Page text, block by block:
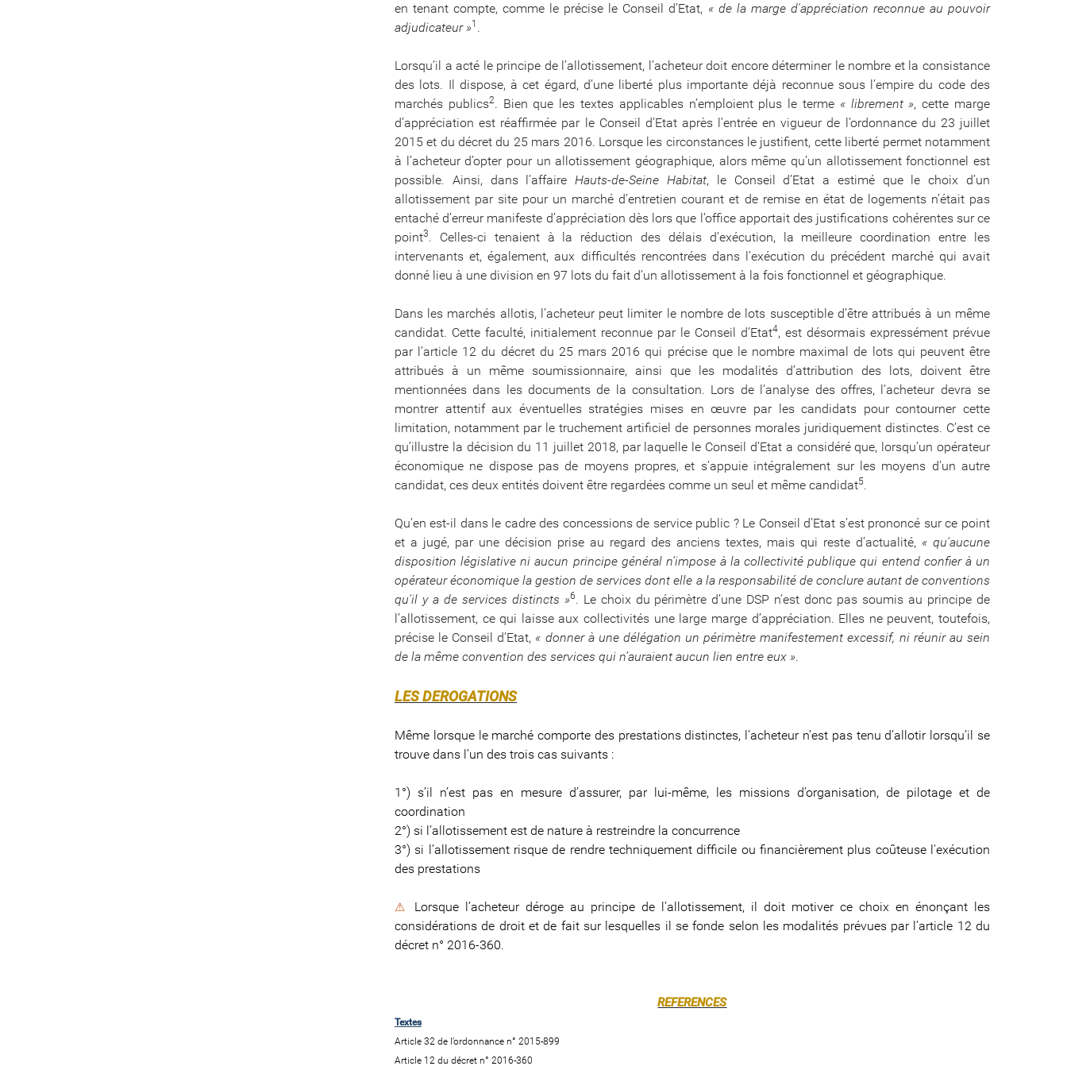
en tenant compte, comme le précise le Conseil d’Etat, « de la marge d'appréciation reconnue au pouvoir
adjudicateur »1 .
Lorsqu’il a acté le principe de l’allotissement, l’acheteur doit encore déterminer le nombre et la consistance
des lots. Il dispose, à cet égard, d’une liberté plus importante déjà reconnue sous l’empire du code des
marchés publics2. Bien que les textes applicables n’emploient plus le terme « librement », cette marge
d’appréciation est réaffirmée par le Conseil d’Etat après l’entrée en vigueur de l’ordonnance du 23 juillet
2015 et du décret du 25 mars 2016. Lorsque les circonstances le justifient, cette liberté permet notamment
à l’acheteur d’opter pour un allotissement géographique, alors même qu’un allotissement fonctionnel est
possible. Ainsi, dans l’affaireHauts-de-Seine Habitat, le Conseil d’Etat a estimé que le choix d’un
allotissement par site pour un marché d’entretien courant et de remise en état de logements n’était pas
entaché d’erreur manifeste d’appréciation dès lors que l’office apportait des justifications cohérentes sur ce
point3. Celles-ci tenaient à la réduction des délais d’exécution, la meilleure coordination entre les
intervenants et, également, aux difficultés rencontrées dans l’exécution du précédent marché qui avait
donné lieu à une division en 97 lots du fait d’un allotissement à la fois fonctionnel et géographique.
Dans les marchés allotis, l’acheteur peut limiter le nombre de lots susceptible d’être attribués à un même
candidat. Cette faculté, initialement reconnue par le Conseil d’Etat4, est désormais expressément prévue
par l’article 12 du décret du 25 mars 2016 qui précise que le nombre maximal de lots qui peuvent être
attribués à un même soumissionnaire, ainsi que les modalités d’attribution des lots, doivent être
mentionnées dans les documents de la consultation. Lors de l’analyse des offres, l’acheteur devra se
montrer attentif aux éventuelles stratégies mises en œuvre par les candidats pour contourner cette
limitation, notamment par le truchement artificiel de personnes morales juridiquement distinctes. C’est ce
qu’illustre la décision du 11 juillet 2018, par laquelle le Conseil d’Etat a considéré que, lorsqu’un opérateur
économique ne dispose pas de moyens propres, et s’appuie intégralement sur les moyens d’un autre
candidat, ces deux entités doivent être regardées comme un seul et même candidat5.
Qu’en est-il dans le cadre des concessions de service public ? Le Conseil d’Etat s’est prononcé sur ce point
et a jugé, par une décision prise au regard des anciens textes, mais qui reste d’actualité, « qu'aucune
disposition législative ni aucun principe général n'impose à la collectivité publique qui entend confier à un
opérateur économique la gestion de services dont elle a la responsabilité de conclure autant de conventions
qu'il y a de services distincts »6. Le choix du périmètre d’une DSP n’est donc pas soumis au principe de
l’allotissement, ce qui laisse aux collectivités une large marge d’appréciation. Elles ne peuvent, toutefois,
précise le Conseil d’Etat, « donner à une délégation un périmètre manifestement excessif, ni réunir au sein
de la même convention des services qui n’auraient aucun lien entre eux ».
LES DEROGATIONS
Même lorsque le marché comporte des prestations distinctes, l’acheteur n’est pas tenu d’allotir lorsqu’il se
trouve dans l’un des trois cas suivants :
1°) s’il n’est pas en mesure d’assurer, par lui-même, les missions d’organisation, de pilotage et de
coordination
2°) si l’allotissement est de nature à restreindre la concurrence
3°) si l’allotissement risque de rendre techniquement difficile ou financièrement plus coûteuse l'exécution
des prestations
⚠
Lorsque l’acheteur déroge au principe de l’allotissement, il doit motiver ce choix en énonçant les
considérations de droit et de fait sur lesquelles il se fonde selon les modalités prévues par l’article 12 du
décret n° 2016-360.
REFERENCES
Textes
Article 32 de l’ordonnance n° 2015-899
Article 12 du décret n° 2016-360